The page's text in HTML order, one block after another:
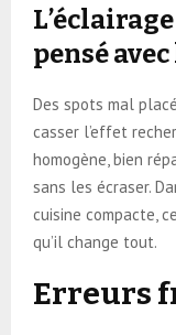
pensé
Des spots mal
casser l’effet
homogène, bien
sans les écraser.
cuisine compacte,
qu’il change tout.
Erreurs